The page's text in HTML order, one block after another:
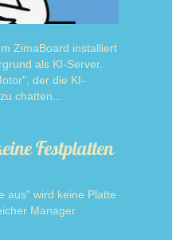
ZimaBoard installiert
als KI-Server.
der die KI-
chatten...
Festplatten
aus" wird keine Platte
Manager